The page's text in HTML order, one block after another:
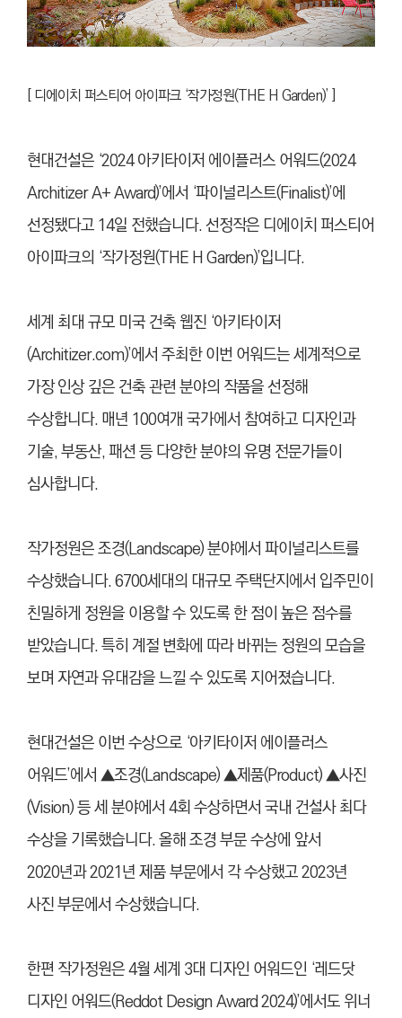
[디에이치 퍼스티어 아이파크 ‘작가정원(THE H Garden)’ ]
현대건설은 ‘2024 아키타이저 에이플러스 어워드(2024
Architizer A+ Award)’에서 ‘파이널리스트(Finalist)’에
선정됐다고 14일 전했습니다. 선정작은 디에이치 퍼스티어
아이파크의 ‘작가정원(THE H Garden)’입니다.
세계 최대 규모 미국 건축 웹진 ‘아키타이저
(Architizer.com)’에서 주최한 이번 어워드는 세계적으로
가장 인상 깊은 건축 관련 분야의 작품을 선정해
수상합니다. 매년 100여개 국가에서 참여하고 디자인과
기술, 부동산, 패션 등 다양한 분야의 유명 전문가들이
심사합니다.
작가정원은 조경(Landscape) 분야에서 파이널리스트를
수상했습니다. 6700세대의 대규모 주택단지에서 입주민이
친밀하게 정원을 이용할 수 있도록 한 점이 높은 점수를
받았습니다. 특히 계절 변화에 따라 바뀌는 정원의 모습을
보며 자연과 유대감을 느낄 수 있도록 지어졌습니다.
현대건설은 이번 수상으로 ‘아키타이저 에이플러스
어워드’에서 ▲조경(Landscape) ▲제품(Product) ▲사진
(Vision) 등 세 분야에서 4회 수상하면서 국내 건설사 최다
수상을 기록했습니다. 올해 조경 부문 수상에 앞서
2020년과 2021년 제품 부문에서 각 수상했고 2023년
사진 부문에서 수상했습니다.
한편 작가정원은 4월 세계 3대 디자인 어워드인 ‘레드닷
디자인 어워드(Reddot Design Award 2024)’에서도 위너